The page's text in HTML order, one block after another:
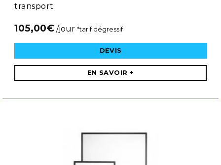
transport
105,00€ /jour *tarif dégressif
DEVIS
EN SAVOIR +